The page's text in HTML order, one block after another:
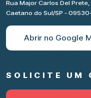
Rua Major Carlos Del
Caetano do Sul/SP -
Abrir no Google
SOLICITE UM